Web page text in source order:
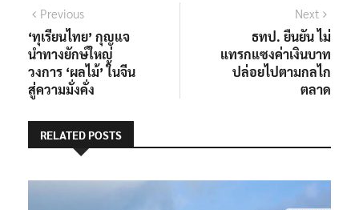
แนะแนว
เรื่อง
PreviousPrevious
post:
‘ทุเรียนไทย’ กุญแจ
นำทางยักษ์ใหญ่
วงการ ‘ผลไม้’ ในจีน
สู่ความมั่งคั่ง
Next
ธทป. ยืนยัน ไม่
แทรกแซงค่าเงินบาท
ปล่อยไปตามกลไก
ตลาด
RELATED POSTS